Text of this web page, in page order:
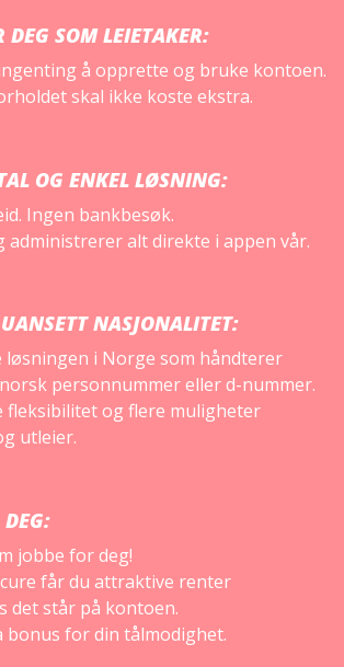
DEG SOM LEIETAKER:
å opprette og bruke kontoen.
skal ikke koste ekstra.
OG ENKEL LØSNING:
Ingen bankbesøk.
administrerer alt direkte i appen vår.
NASJONALITET:
løsningen i Norge som håndterer
personnummer eller d-nummer.
fleksibilitet og flere muligheter
utleier.
:
jobbe for deg!
får du attraktive renter
det står på kontoen.
bonus for din tålmodighet.